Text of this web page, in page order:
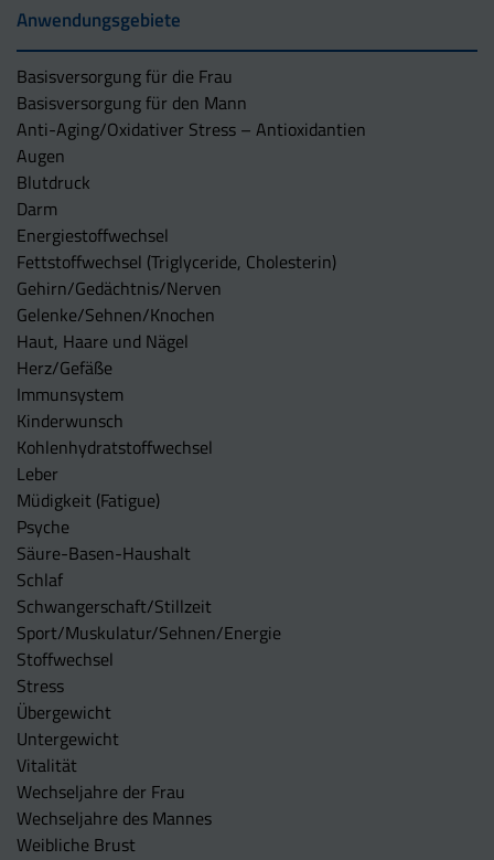
Anwendungsgebiete
Basisversorgung für die Frau
Basisversorgung für den Mann
Anti-Aging/Oxidativer Stress – Antioxidantien
Augen
Blutdruck
Darm
Energiestoffwechsel
Fettstoffwechsel (Triglyceride, Cholesterin)
Gehirn/Gedächtnis/Nerven
Gelenke/Sehnen/Knochen
Haut, Haare und Nägel
Herz/Gefäße
Immunsystem
Kinderwunsch
Kohlenhydratstoffwechsel
Leber
Müdigkeit (Fatigue)
Psyche
Säure-Basen-Haushalt
Schlaf
Schwangerschaft/Stillzeit
Sport/Muskulatur/Sehnen/Energie
Stoffwechsel
Stress
Übergewicht
Untergewicht
Vitalität
Wechseljahre der Frau
Wechseljahre des Mannes
Weibliche Brust